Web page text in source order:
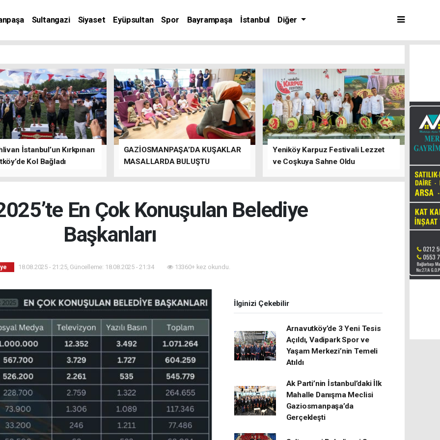
Sultangazi Siyaset Eyüpsultan Spor Bayrampaşa İstanbul Diğer
İstanbul’un Kırkpınarı
Kol Bağladı
GAZİOSMANPAŞA’DA KUŞAKLAR
MASALLARDA BULUŞTU
Yeniköy Karpuz Festivali Lezzet
ve Coşkuya Sahne Oldu
En Çok Konuşulan Belediye
Başkanları
18.08.2025 - 21:25, Güncelleme: 18.08.2025 - 21:34 13360+ kez okundu.
İlginizi Çekebilir
Arnavutköy’de 3 Yeni Tesis
Açıldı, Vadipark Spor ve
Yaşam Merkezi’nin Temeli
Atıldı
Ak Parti’nin İstanbul’daki İlk
Mahalle Danışma Meclisi
Gaziosmanpaşa’da
Gerçekleşti